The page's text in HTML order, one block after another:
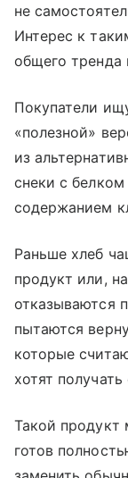
не
Интерес к
общего тренда
Покупатели
«полезной»
из
снеки с
содержанием
Раньше хлеб
продукт или,
отказываются
пытаются
которые
хотят
Такой продукт
готов